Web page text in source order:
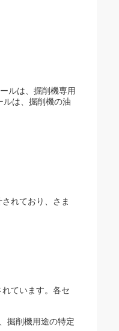
ルは、掘削機専用
ルは、掘削機の油
れており、さま
ています。各セ
掘削機用途の特定